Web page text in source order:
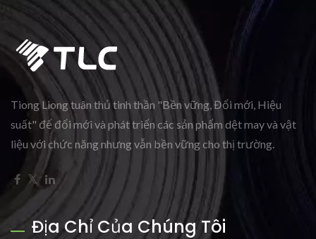
Tiong Liong tuân thủ tinh thần "Bền vững, Đổi mới, Hiệu
suất" để đổi mới và phát triển các sản phẩm dệt may và vật
liệu với chức năng nhưng vẫn bền vững cho thị trường.
Địa Chỉ Của Chúng Tôi